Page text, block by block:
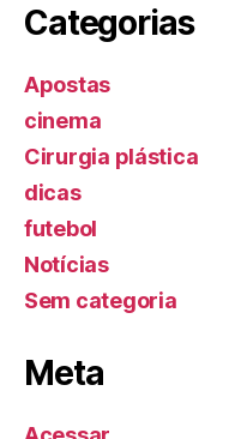
Categorias
Apostas
cinema
Cirurgia plástica
dicas
futebol
Notícias
Sem categoria
Meta